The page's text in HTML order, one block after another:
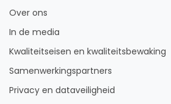
Over ons
In de media
Kwaliteitseisen en kwaliteitsbewaking
Samenwerkingspartners
Privacy en dataveiligheid